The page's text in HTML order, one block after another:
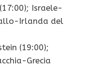
Israele-
Irlanda del
(19:00);
Grecia